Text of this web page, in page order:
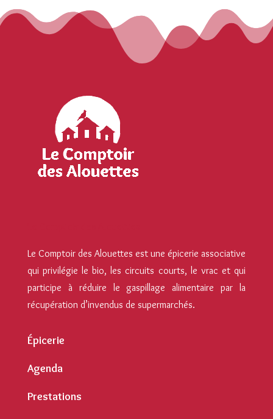
Le Comptoir des Alouettes est une épicerie associative
qui privilégie le bio, les circuits courts, le vrac et qui
participe à réduire le gaspillage alimentaire par la
récupération d’invendus de supermarchés.
Épicerie
Agenda
Prestations